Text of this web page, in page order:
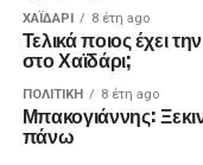
ΧΑΪΔΑΡΙ 8 έτη ago
Τελικά ποιος έχει
στο Χαϊδάρι;
ΠΟΛΙΤΙΚΉ 8 έτη ago
Μπακογιάννης:
πάνω